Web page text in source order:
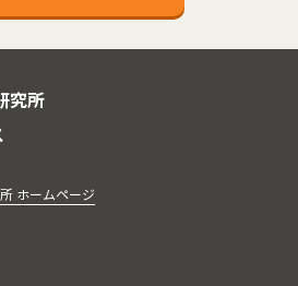
究所
ホームページ